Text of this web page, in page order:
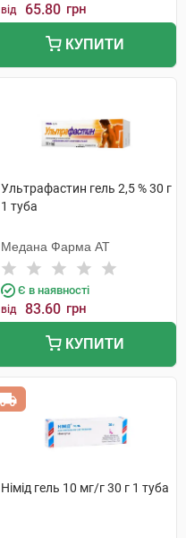
від 65.80 грн
КУПИТИ
Ультрафастин гель 2,5 % 30 г
1 туба
Медана Фарма АТ
Є в наявності
від 83.60 грн
КУПИТИ
Німід гель 10 мг/г 30 г 1 туба